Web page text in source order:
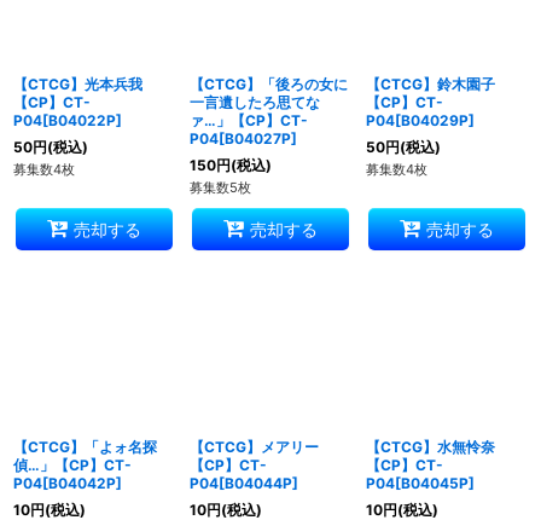
【CTCG】光本兵我
【CP】CT-
P04[B04022P]
50円(税込)
募集数4枚
売却する
【CTCG】「後ろの女に
一言遺したろ思てな
ァ…」【CP】CT-
P04[B04027P]
150円(税込)
募集数5枚
売却する
【CTCG】鈴木園子
【CP】CT-
P04[B04029P]
50円(税込)
募集数4枚
売却する
【CTCG】「よォ名探
偵…」【CP】CT-
P04[B04042P]
10円(税込)
【CTCG】メアリー
【CP】CT-
P04[B04044P]
10円(税込)
【CTCG】水無怜奈
【CP】CT-
P04[B04045P]
10円(税込)